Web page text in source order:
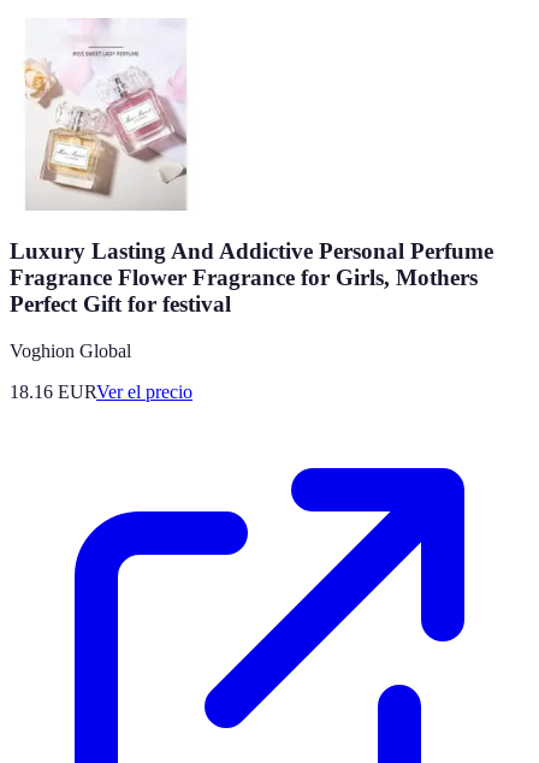
Luxury Lasting And Addictive Personal Perfume
Fragrance Flower Fragrance for Girls, Mothers
Perfect Gift for festival
Voghion Global
18.16 EURVer el precio